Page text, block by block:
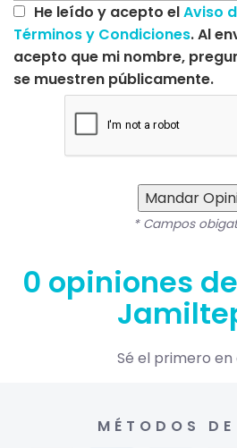
He leído y acepto elAviso
Términos y Condiciones. Al
acepto que mi nombre,
se muestren públicamente.
Mandar
* Campos
0 opiniones
Sé el primero en
MÉTODOS